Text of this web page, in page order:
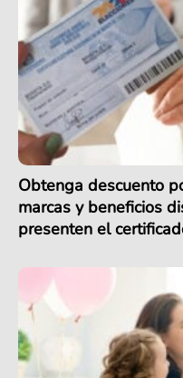
Obtenga descuento
marcas y beneficios
presenten el